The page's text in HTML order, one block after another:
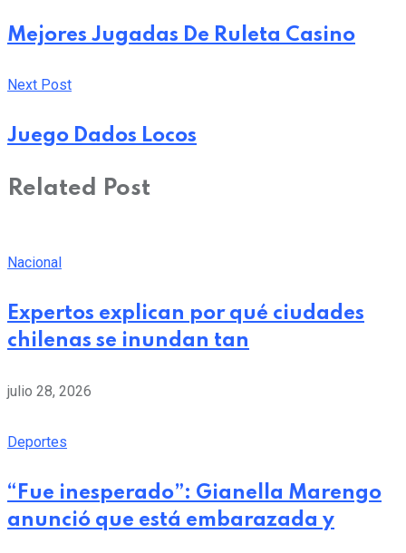
Mejores Jugadas De Ruleta Casino
Next Post
Juego Dados Locos
Related Post
Nacional
Expertos explican por qué ciudades
chilenas se inundan tan
julio 28, 2026
Deportes
“Fue inesperado”: Gianella Marengo
anunció que está embarazada y